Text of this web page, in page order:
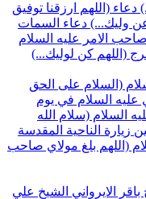
دعاء (اللهم ارزقنا توفيق
وليك...) دعاء السمات
الامر عليه السلام
(اللهم كن لوليك...)
(السلام على الحق
عليه السلام في يوم
السلام (سلام الله
زيارة الناحية المقدسة
(اللهم بلغ مولاي صاحب
باقر الايرواني الشيخ علي